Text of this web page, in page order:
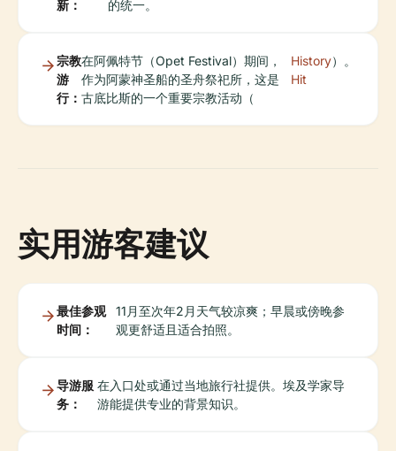
新：
的统一。
宗教
游
行：
在阿佩特节（Opet Festival）期间，
作为阿蒙神圣船的圣舟祭祀所，这是
古底比斯的一个重要宗教活动（
History
Hit
）。
实用游客建议
最佳参观
时间：
11月至次年2月天气较凉爽；早晨或傍晚参
观更舒适且适合拍照。
导游服
务：
在入口处或通过当地旅行社提供。埃及学家导
游能提供专业的背景知识。